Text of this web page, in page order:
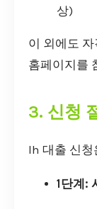
상)
이 외에도
홈페이지를
3. 신청
lh 대출 신청
1단계: